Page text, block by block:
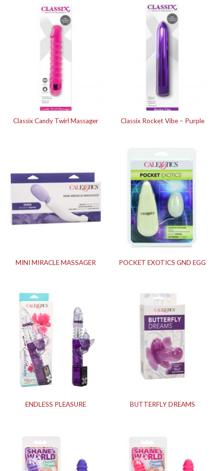
Classix Candy Twirl Massager Classix Rocket Vibe – Purple
MINI MIRACLE MASSAGER POCKET EXOTICS GND EGG
ENDLESS PLEASURE BUTTERFLY DREAMS